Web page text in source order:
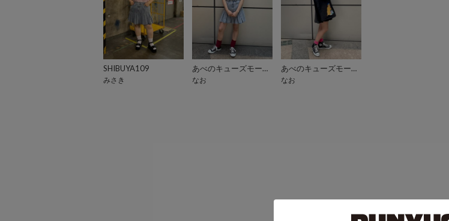
SHIBUYA109
みさき
あべのキューズモール（109ABENO）
なお
あべのキューズモール（109ABENO）
なお